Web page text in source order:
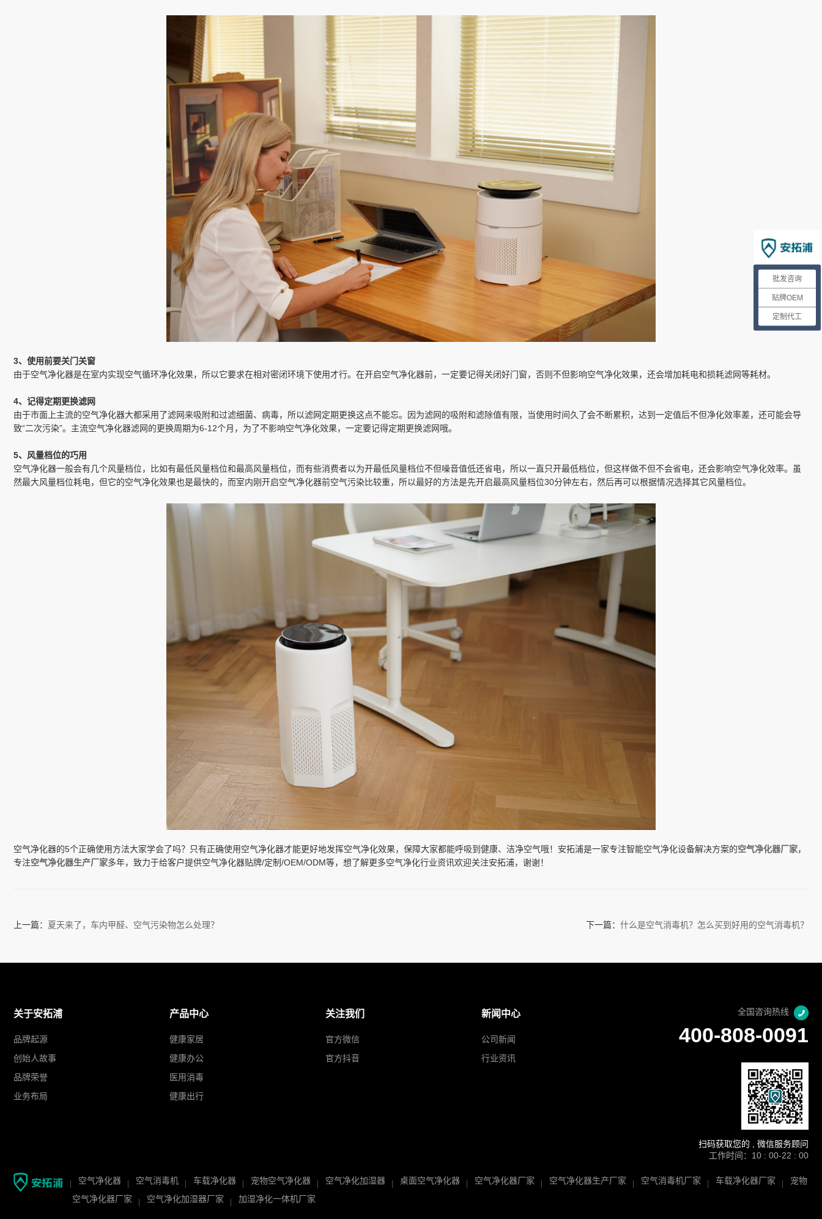
3、使用前要关门关窗
由于空气净化器是在室内实现空气循环净化效果，所以它要求在相对密闭环境下使用才行。在开启空气净化器前，一定要记得关闭好门窗，否则不但影响空气净化效果，还会增加耗电和损耗滤网等耗材。
4、记得定期更换滤网
由于市面上主流的空气净化器大都采用了滤网来吸附和过滤细菌、病毒，所以滤网定期更换这点不能忘。因为滤网的吸附和滤除值有限，当使用时间久了会不断累积，达到一定值后不但净化效率差，还可能会导
致“二次污染”。主流空气净化器滤网的更换周期为6-12个月，为了不影响空气净化效果，一定要记得定期更换滤网哦。
5、风量档位的巧用
空气净化器一般会有几个风量档位，比如有最低风量档位和最高风量档位，而有些消费者以为开最低风量档位不但噪音值低还省电，所以一直只开最低档位，但这样做不但不会省电，还会影响空气净化效率。虽
然最大风量档位耗电，但它的空气净化效果也是最快的，而室内刚开启空气净化器前空气污染比较重，所以最好的方法是先开启最高风量档位30分钟左右，然后再可以根据情况选择其它风量档位。
空气净化器的5个正确使用方法大家学会了吗？只有正确使用空气净化器才能更好地发挥空气净化效果，保障大家都能呼吸到健康、洁净空气哦！安拓浦是一家专注智能空气净化设备解决方案的空气净化器厂家，
专注空气净化器生产厂家多年，致力于给客户提供空气净化器贴牌/定制/OEM/ODM等，想了解更多空气净化行业资讯欢迎关注安拓浦，谢谢！
上一篇： 夏天来了，车内甲醛、空气污染物怎么处理？ 下一篇： 什么是空气消毒机？怎么买到好用的空气消毒机？
关于安拓浦
品牌起源
创始人故事
品牌荣誉
业务布局
产品中心
健康家居
健康办公
医用消毒
健康出行
关注我们
官方微信
官方抖音
新闻中心
公司新闻
行业资讯
全国咨询热线
400-808-0091
扫码获取您的 , 微信服务顾问
工作时间：10 : 00-22 : 00
空气净化器 空气消毒机 车载净化器 宠物空气净化器 空气净化加湿器 桌面空气净化器 空气净化器厂家 空气净化器生产厂家 空气消毒机厂家 车载净化器厂家
宠物
空气净化器厂家
空气净化加湿器厂家 加湿净化一体机厂家
批发咨询
贴牌OEM
定制代工